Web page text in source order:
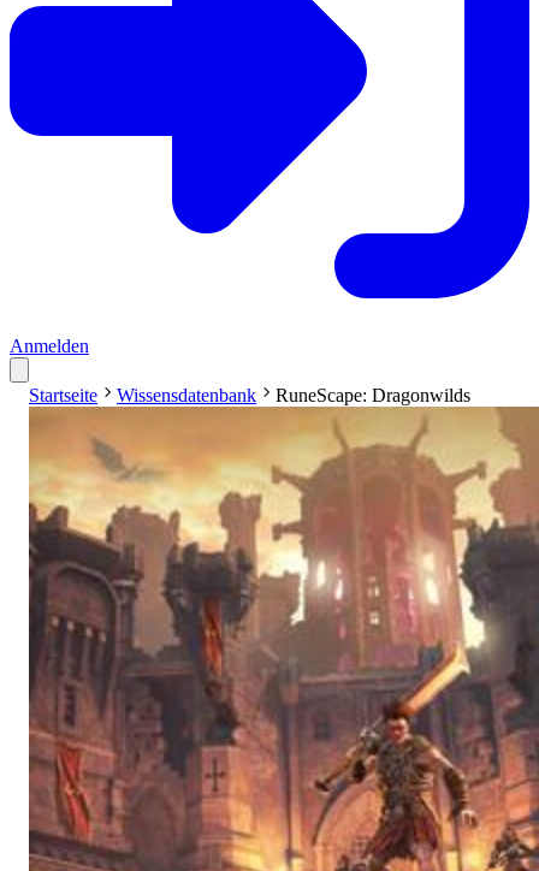
Anmelden
Startseite Wissensdatenbank RuneScape: Dragonwilds